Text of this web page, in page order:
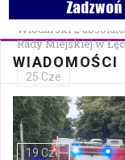
Włodarski z
Rady Miejskiej w
25 Cze
Bezpłatna
19 Cze
WIADOMOŚCI